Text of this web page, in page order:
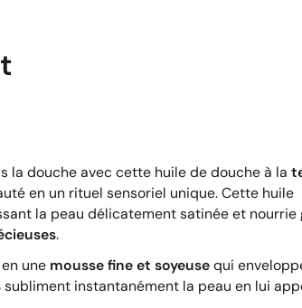
la douche avec cette huile de douche à la
en un rituel sensoriel unique. Cette huile
la peau délicatement satinée et nourrie
.
une mousse fine et soyeusequi
subliment instantanément la peau en lui